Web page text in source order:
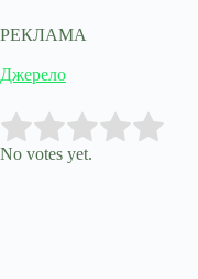
РЕКЛАМА
Джерело
Rate this item:
No votes yet.